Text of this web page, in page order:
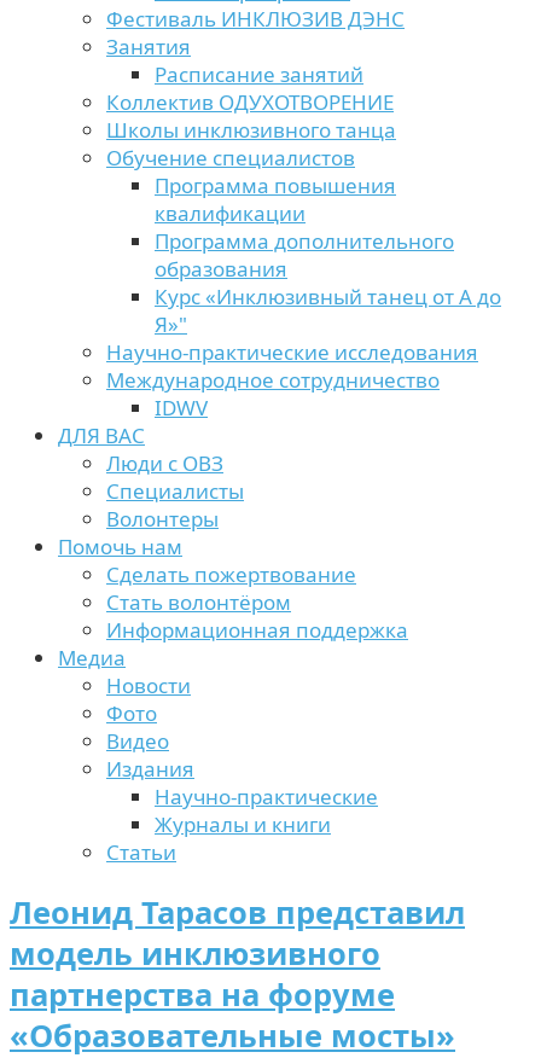
Фестиваль ИНКЛЮЗИВ ДЭНС
Занятия
Расписание занятий
Коллектив ОДУХОТВОРЕНИЕ
Школы инклюзивного танца
Обучение специалистов
Программа повышения
квалификации
Программа дополнительного
образования
Курс «Инклюзивный танец от А до
Я»"
Научно-практические исследования
Международное сотрудничество
IDWV
ДЛЯ ВАС
Люди с ОВЗ
Специалисты
Волонтеры
Помочь нам
Сделать пожертвование
Стать волонтёром
Информационная поддержка
Медиа
Новости
Фото
Видео
Издания
Научно-практические
Журналы и книги
Статьи
Леонид Тарасов представил
модель инклюзивного
партнерства на форуме
«Образовательные мосты»